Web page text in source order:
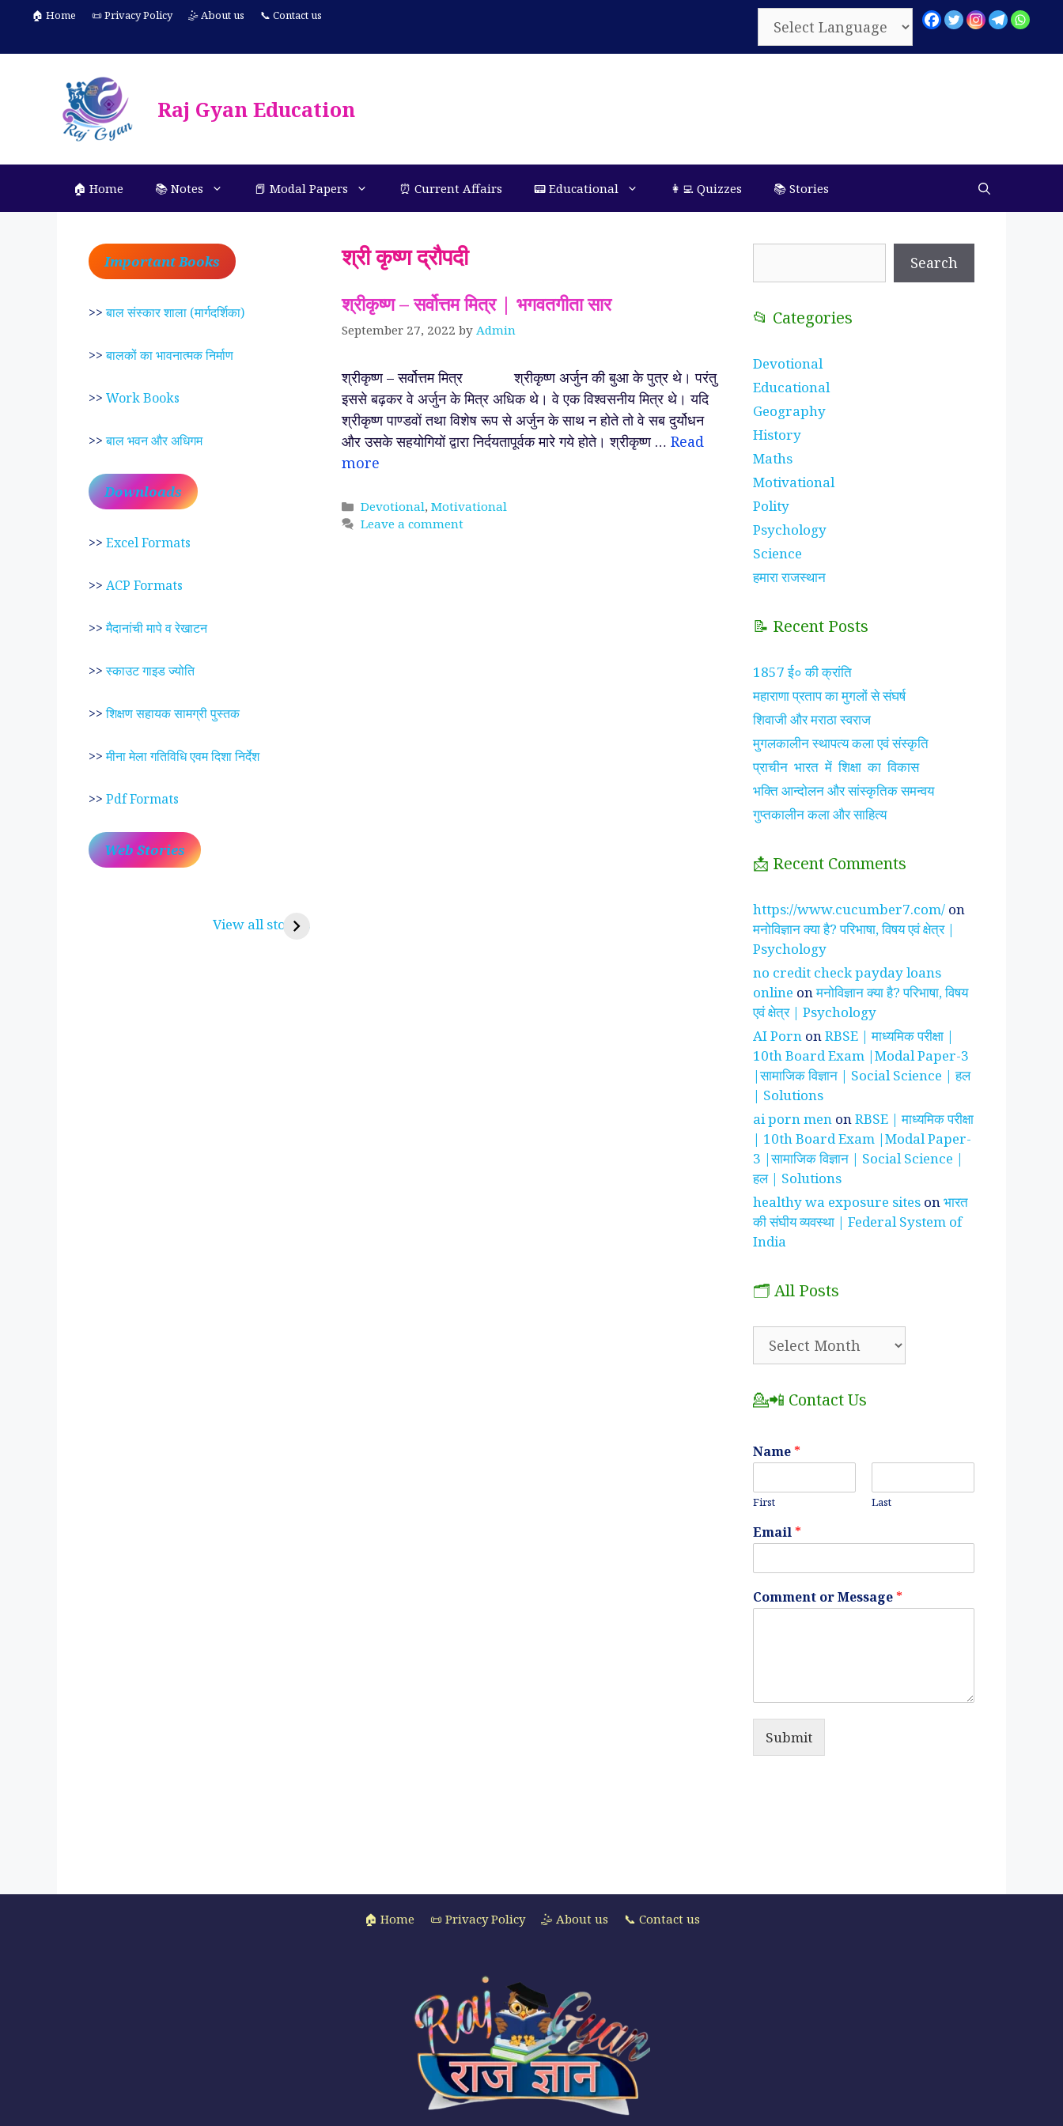
content
🏠 Home 📜 Privacy Policy 🤹 About us 📞 Contact us
Raj Gyan Education
🏠 Home 📚 Notes 📕 Modal Papers ⏰ Current Affairs 📟 Educational 👩‍💻 Quizzes 📚 Stories
श्री कृष्ण द्रौपदी
श्रीकृष्ण – सर्वोत्तम मित्र | भगवतगीता सार
September 27, 2022 by Admin
श्रीकृष्ण – सर्वोत्तम मित्र श्रीकृष्ण अर्जुन की बुआ के पुत्र थे। परंतु
इससे बढ़कर वे अर्जुन के मित्र अधिक थे। वे एक विश्वसनीय मित्र थे। यदि
श्रीकृष्ण पाण्डवों तथा विशेष रूप से अर्जुन के साथ न होते तो वे सब दुर्योधन
और उसके सहयोगियों द्वारा निर्दयतापूर्वक मारे गये होते। श्रीकृष्ण … Read
more
Categories
Devotional,Motivational
Leave a comment
Important Books
>>बाल संस्कार शाला (मार्गदर्शिका)
>>बालकों का भावनात्मक निर्माण
>> Work Books
>>बाल भवन और अधिगम
Downloads
>> Excel Formats
>> ACP Formats
>>मैदानांची मापे व रेखाटन
>>स्काउट गाइड ज्योति
>>शिक्षण सहायक सामग्री पुस्तक
>>मीना मेला गतिविधि एवम दिशा निर्देश
>> Pdf Formats
Web Stories
View all stories
करुणा व प्रेम का प्रतीक
रामसा पीर, रुणेचा रा धणी,
झाँसी की रानी के रहस्मयी
सुनीता विलियम्स ~
भारतीय मूल की अन्तरिक्ष
यात्री
Search
📂 Categories
Devotional
Educational
Geography
History
Maths
Motivational
Polity
Psychology
Science
हमारा राजस्थान
📝 Recent Posts
1857 ई० की क्रांति
महाराणा प्रताप का मुगलों से संघर्ष
शिवाजी और मराठा स्वराज
मुगलकालीन स्थापत्य कला एवं संस्कृति
प्राचीन भारत में शिक्षा का विकास
भक्ति आन्दोलन और सांस्कृतिक समन्वय
गुप्तकालीन कला और साहित्य
📩 Recent Comments
https://www.cucumber7.com/ on
मनोविज्ञान क्या है? परिभाषा, विषय एवं क्षेत्र |
Psychology
no credit check payday loans
online onमनोविज्ञान क्या है? परिभाषा, विषय
एवं क्षेत्र | Psychology
AI Porn onRBSE | माध्यमिक परीक्षा |
10th Board Exam |Modal Paper-3
|सामाजिक विज्ञान | Social Science | हल
| Solutions
ai porn men onRBSE | माध्यमिक परीक्षा
| 10th Board Exam |Modal Paper-
3 |सामाजिक विज्ञान | Social Science |
हल | Solutions
healthy wa exposure sites onभारत
की संघीय व्यवस्था | Federal System of
India
🗂️ All Posts
💁📲 Contact Us
Name *
First Last
Email *
Comment or Message *
Submit
🏠 Home 📜 Privacy Policy 🤹 About us 📞 Contact us